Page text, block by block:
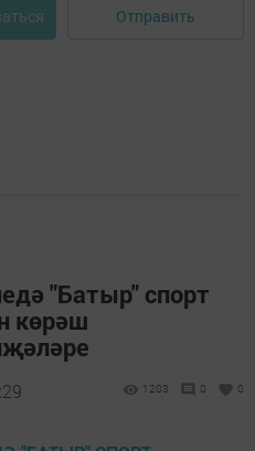
Отправить
"Батыр" спорт
көрәш
1203 0 0